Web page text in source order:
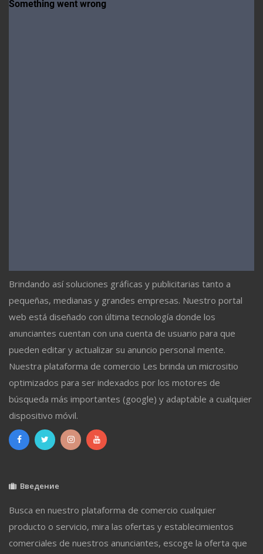
Brindando así soluciones gráficas y publicitarias tanto a
pequeñas, medianas y grandes empresas. Nuestro portal
web está diseñado con última tecnología donde los
anunciantes cuentan con una cuenta de usuario para que
pueden editar y actualizar su anuncio personal mente.
Nuestra plataforma de comercio Les brinda un micrositio
optimizados para ser indexados por los motores de
búsqueda más importantes (google) y adaptable a cualquier
dispositivo móvil.
Введение
Busca en nuestro plataforma de comercio cualquier
producto o servicio, mira las ofertas y establecimientos
comerciales de nuestros anunciantes, escoge la oferta que